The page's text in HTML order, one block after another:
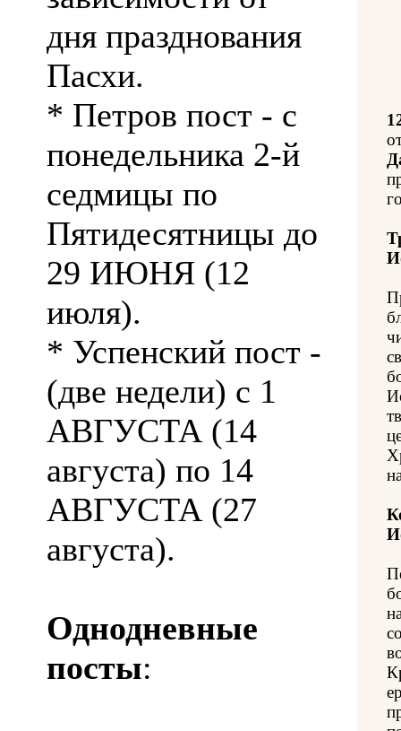
дня празднования
Пасхи.
* Петров пост - с
понедельника 2-й
седмицы по
Пятидесятницы до
29 ИЮНЯ (12
июля).
* Успенский пост -
(две недели) с 1
АВГУСТА (14
августа) по 14
АВГУСТА (27
августа).
Однодневные
посты: